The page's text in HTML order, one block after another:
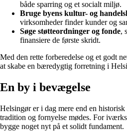
både sparring og et socialt miljø.
Bruge byens kultur- og
virksomheder finder kunder og
Søge støtteordninger og fonde,
finansiere de første skridt.
Med den rette forberedelse og et godt
at skabe en bæredygtig forretning i
En by i bevægelse
Helsingør er i dag mere end en
tradition og fornyelse mødes. For
bygge noget nyt på et solidt fundament.